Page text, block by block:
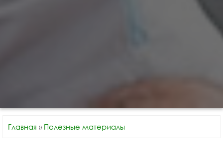
Главная » Полезные материалы